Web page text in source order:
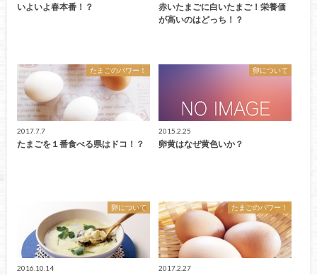
いよいよ春本番！？
赤いたまごに白いたまご！栄養価
が高いのはどっち！？
たまごのパワー！
2017.7.7
たまごを１番食べる県はドコ！？
卵について
2015.2.25
卵黄はなぜ黄色いか？
卵について
2016.10.14
たまごのパワー！
2017.2.27